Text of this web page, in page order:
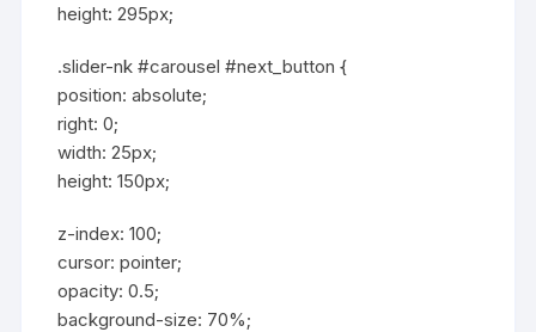
height: 295px;
.slider-nk #carousel #next_button {
position: absolute;
right: 0;
width: 25px;
height: 150px;
z-index: 100;
cursor: pointer;
opacity: 0.5;
background-size: 70%;